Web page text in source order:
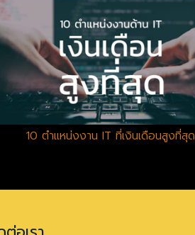
10 ตำแหน่งงาน IT ที่เงินเดือนสูงที่สุด